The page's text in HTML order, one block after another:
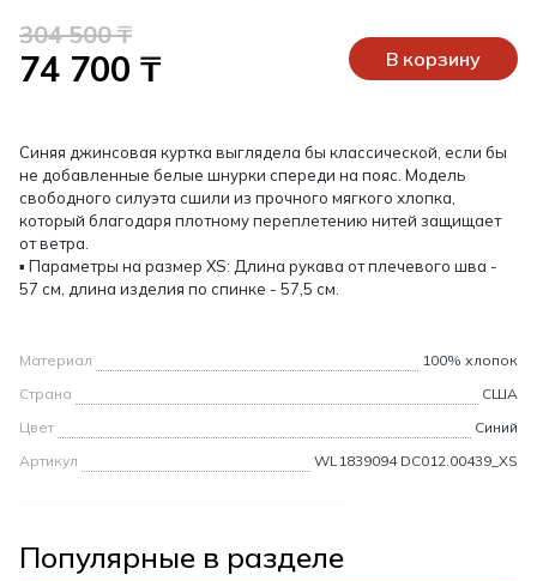
304 500 ₸
74 700 ₸ В корзину
Синяя джинсовая куртка выглядела бы классической, если бы
не добавленные белые шнурки спереди на пояс. Модель
свободного силуэта сшили из прочного мягкого хлопка,
который благодаря плотному переплетению нитей защищает
от ветра.
▪ Параметры на размер XS: Длина рукава от плечевого шва -
57 см, длина изделия по спинке - 57,5 см.
Материал
100% хлопок
Страна
США
Цвет
Синий
Артикул
WL1839094 DC012.00439_XS
Популярные в разделе